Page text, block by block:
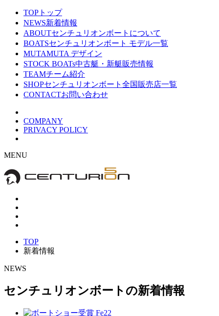
TOP トップ
NEWS新着情報
ABOUTセンチュリオンボートについて
BOATSセンチュリオンボート モデル一覧
MUTAMUTA デザイン
STOCK BOATs中古艇・新艇販売情報
TEAMチーム紹介
SHOPセンチュリオンボート全国販売店一覧
CONTACTお問い合わせ
COMPANY
PRIVACY POLICY
MENU
TOP
新着情報
NEWS
センチュリオンボートの新着情報